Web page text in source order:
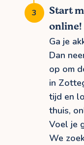
Start
online!
Ga je
Dan
op om
in
tijd en
thuis,
Voel je
We